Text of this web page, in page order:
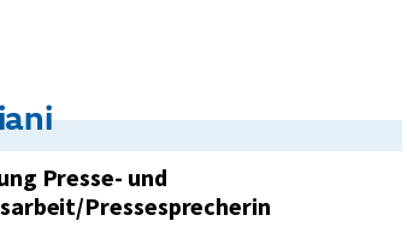
Presse- und
Pressesprecherin